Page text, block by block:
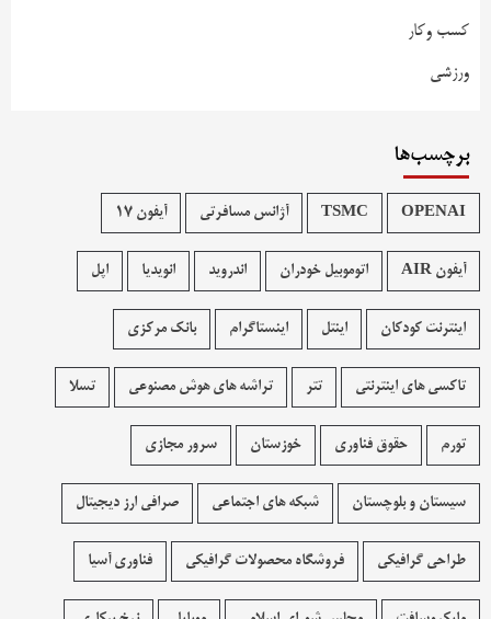
کسب وکار
ورزشی
برچسب‌ها
OPENAI
TSMC آژانس مسافرتی آیفون 17
آیفون AIR اتوموبیل خودران اندروید انویدیا اپل
اینترنت کودکان اینتل اینستاگرام بانک مرکزی
تاکسی های اینترنتی تتر تراشه های هوش مصنوعی تسلا
تورم حقوق فناوری خوزستان سرور مجازی
سیستان و بلوچستان شبکه های اجتماعی صرافی ارز دیجیتال
طراحی گرافیکی فروشگاه محصولات گرافيکی فناوری آسیا